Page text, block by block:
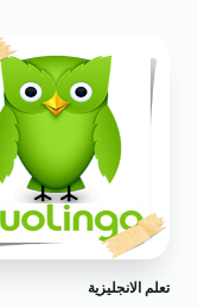
تعلم الانجليزية